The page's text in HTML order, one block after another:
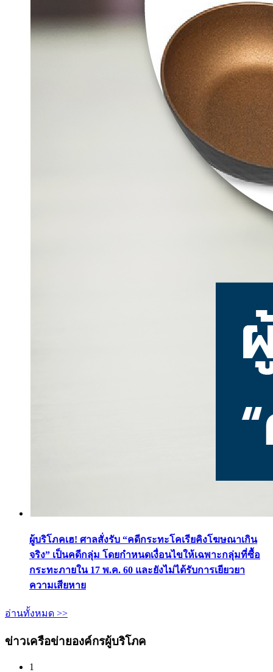
ผู้บริโภคเฮ! ศาลสั่งรับ “คดีกระทะโคเรียคิงโฆษณาเกิน
จริง” เป็นคดีกลุ่ม โดยกำหนดเงื่อนไขให้เฉพาะกลุ่มที่ซื้อ
กระทะภายใน 17 พ.ค. 60 และยังไม่ได้รับการเยียวยา
ความเสียหาย
อ่านทั้งหมด >>
ข่าวเครือข่ายองค์กรผู้บริโภค
1